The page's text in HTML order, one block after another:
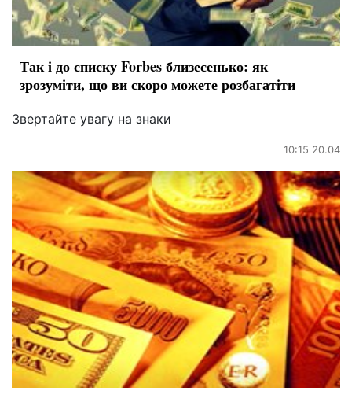
Так і до списку Forbes близесенько: як
зрозуміти, що ви скоро можете розбагатіти
Звертайте увагу на знаки
10:15 20.04